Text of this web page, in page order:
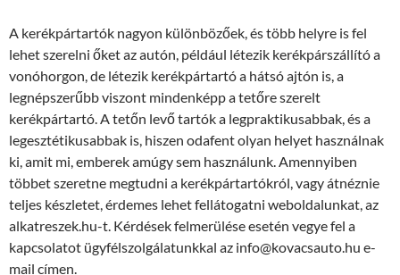
A kerékpártartók nagyon különbözőek, és több helyre is fel
lehet szerelni őket az autón, például létezik kerékpárszállító a
vonóhorgon, de létezik kerékpártartó a hátsó ajtón is, a
legnépszerűbb viszont mindenképp a tetőre szerelt
kerékpártartó. A tetőn levő tartók a legpraktikusabbak, és a
legesztétikusabbak is, hiszen odafent olyan helyet használnak
ki, amit mi, emberek amúgy sem használunk. Amennyiben
többet szeretne megtudni a kerékpártartókról, vagy átnéznie
teljes készletet, érdemes lehet fellátogatni weboldalunkat, az
alkatreszek.hu-t. Kérdések felmerülése esetén vegye fel a
kapcsolatot ügyfélszolgálatunkkal az info@kovacsauto.hu e-
mail címen.